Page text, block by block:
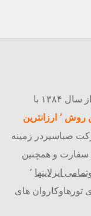
شرکت تعاونی خدمات گردشگری صباسیر از سال ۱۳۸۴ با
آسانترین روش ٬ ارزانترین
صباسیردر زمینه
سفارت و همچنین
ایرلاینها ٬
های